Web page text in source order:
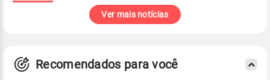
Ver mais notícias
Recomendados para você